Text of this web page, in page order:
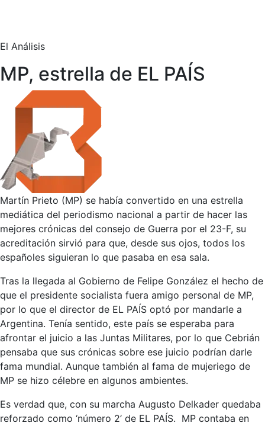
El Análisis
MP, estrella de EL PAÍS
Martín Prieto (MP) se había convertido en una estrella
mediática del periodismo nacional a partir de hacer las
mejores crónicas del consejo de Guerra por el 23-F, su
acreditación sirvió para que, desde sus ojos, todos los
españoles siguieran lo que pasaba en esa sala.
Tras la llegada al Gobierno de Felipe González el hecho de
que el presidente socialista fuera amigo personal de MP,
por lo que el director de EL PAÍS optó por mandarle a
Argentina. Tenía sentido, este país se esperaba para
afrontar el juicio a las Juntas Militares, por lo que Cebrián
pensaba que sus crónicas sobre ese juicio podrían darle
fama mundial. Aunque también al fama de mujeriego de
MP se hizo célebre en algunos ambientes.
Es verdad que, con su marcha Augusto Delkader quedaba
reforzado como ‘número 2’ de EL PAÍS. MP contaba en